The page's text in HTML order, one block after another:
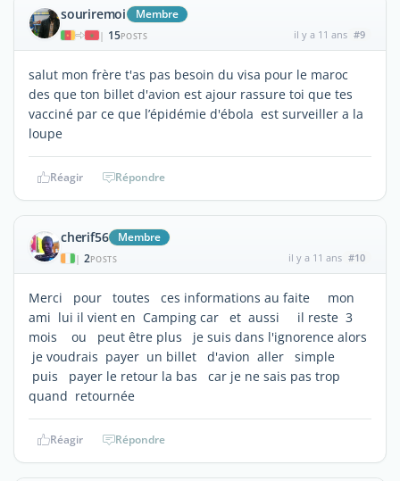
souriremoi Membre
| 15POSTS il y a 11 ans #9
salut mon frère t'as pas besoin du visa pour le maroc
des que ton billet d'avion est ajour rassure toi que tes
vacciné par ce que l’épidémie d'ébola est surveiller a la
loupe
Réagir Répondre
cherif56 Membre
| 2POSTS il y a 11 ans #10
Merci pour toutes ces informations au faite mon
ami lui il vient en Camping car et aussi il reste 3
mois ou peut être plus je suis dans l'ignorence alors
je voudrais payer un billet d'avion aller simple
puis payer le retour la bas car je ne sais pas trop
quand retournée
Réagir Répondre